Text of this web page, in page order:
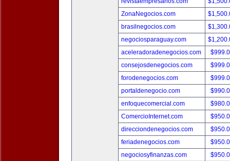
ZonaNegocios.com
brasilnegocios.com
negociosparaguay.com
aceleradoradenegocios.com
consejosdenegocios.com
forodenegocios.com
portaldenegocio.com
enfoquecomercial.com
ComercioInternet.com
direcciondenegocios.com
feriadenegocios.com
negociosyfinanzas.com